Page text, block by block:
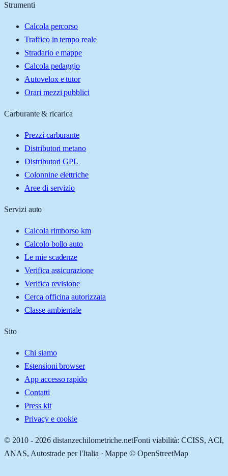
Strumenti
Calcola percorso
Traffico in tempo reale
Stradario e mappe
Calcola pedaggio
Autovelox e tutor
Orari mezzi pubblici
Carburante & ricarica
Prezzi carburante
Distributori metano
Distributori GPL
Colonnine elettriche
Aree di servizio
Servizi auto
Calcola rimborso km
Calcolo bollo auto
Le mie scadenze
Verifica assicurazione
Verifica revisione
Cerca officina autorizzata
Classe ambientale
Sito
Chi siamo
Estensioni browser
App accesso rapido
Contatti
Press kit
Privacy e cookie
© 2010 - 2026 distanzechilometriche.netFonti viabilità: CCISS, ACI,
ANAS, Autostrade per l'Italia · Mappe © OpenStreetMap